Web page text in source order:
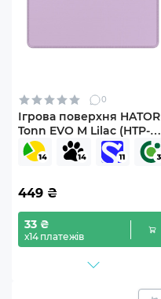
0
Ігрова поверхня HATOR
Tonn EVO M Lilac (HTP-
023)
449 ₴
33 ₴
х14 платежів